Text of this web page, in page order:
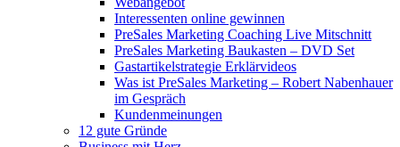
Interessenten online gewinnen
PreSales Marketing Coaching Live Mitschnitt
PreSales Marketing Baukasten – DVD Set
Gastartikelstrategie Erklärvideos
Was ist PreSales Marketing – Robert Nabenhauer
im Gespräch
Kundenmeinungen
12 gute Gründe